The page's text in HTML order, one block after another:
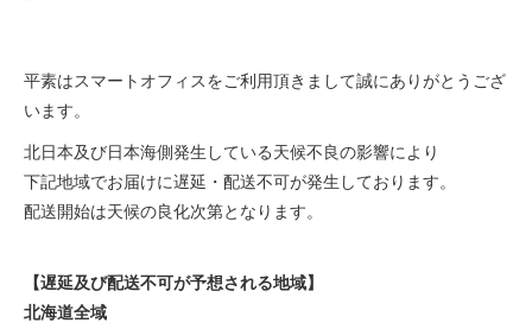
平素はスマートオフィスをご利用頂きまして誠にありがとうござ
います。
北日本及び日本海側発生している天候不良の影響により
下記地域でお届けに遅延・配送不可が発生しております。
配送開始は天候の良化次第となります。
【遅延及び配送不可が予想される地域】
北海道全域